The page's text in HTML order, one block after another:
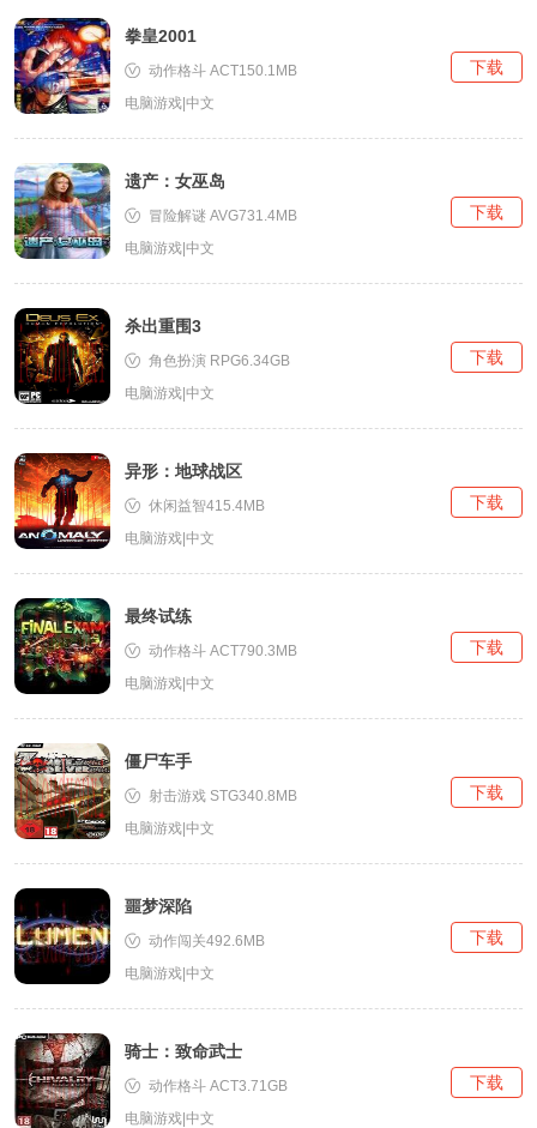
拳皇2001
动作格斗 ACT150.1MB
电脑游戏|中文
下载
遗产：女巫岛
冒险解谜 AVG731.4MB
电脑游戏|中文
下载
杀出重围3
角色扮演 RPG6.34GB
电脑游戏|中文
下载
异形：地球战区
休闲益智415.4MB
电脑游戏|中文
下载
最终试练
动作格斗 ACT790.3MB
电脑游戏|中文
下载
僵尸车手
射击游戏 STG340.8MB
电脑游戏|中文
下载
噩梦深陷
动作闯关492.6MB
电脑游戏|中文
下载
骑士：致命武士
动作格斗 ACT3.71GB
电脑游戏|中文
下载